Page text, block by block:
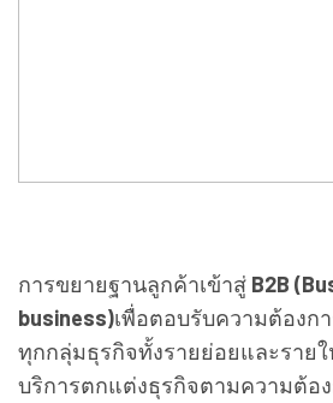
การขยายฐานลูกค้าเข้าสู่ B2B
business)เพื่อตอบรับความต้องก
ทุกกลุ่มธุรกิจทั้งรายย่อยและราย
บริการตกแต่งธุรกิจตามความต้อ